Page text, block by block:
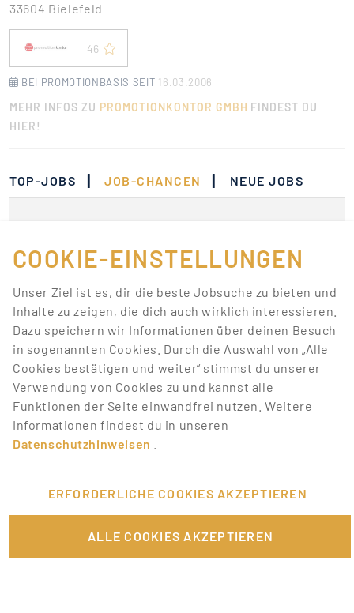
33604 Bielefeld
46
BEI PROMOTIONBASIS SEIT 16.03.2006
MEHR INFOS ZU PROMOTIONKONTOR GMBH FINDEST DU
HIER!
TOP-JOBS | JOB-CHANCEN | NEUE JOBS
Jobs, die deinen
Suchkriterien
entsprechen.
Lass dich über neue Job-Chancen zu deiner Suche
mit Job-Alerts automatisch informieren!
JOB-ALERT ERSTELLEN
COOKIE-EINSTELLUNGEN
Unser Ziel ist es, dir die beste Jobsuche zu bieten und
Inhalte zu zeigen, die dich auch wirklich interessieren.
Dazu speichern wir Informationen über deinen Besuch
in sogenannten Cookies. Durch die Auswahl von „Alle
Cookies bestätigen und weiter“ stimmst du unserer
Verwendung von Cookies zu und kannst alle
Funktionen der Seite einwandfrei nutzen. Weitere
Informationen findest du in unseren
Datenschutzhinweisen
ERFORDERLICHE COOKIES AKZEPTIEREN
ALLE COOKIES AKZEPTIEREN